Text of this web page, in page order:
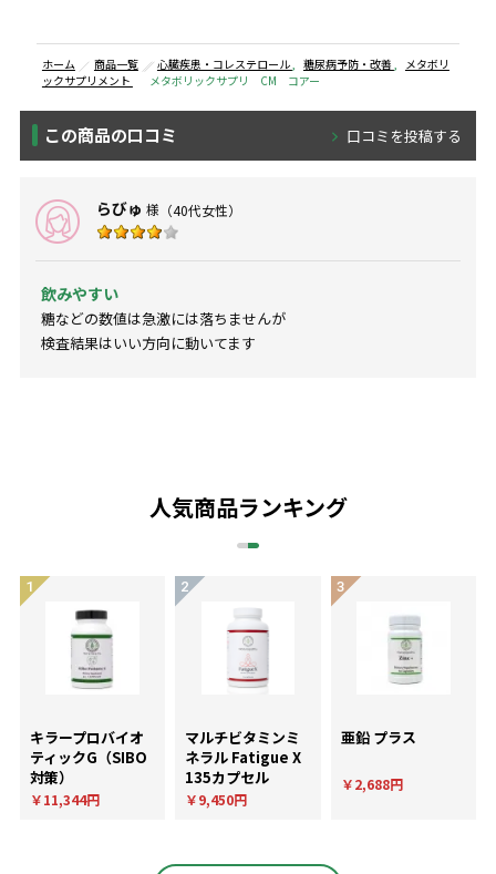
ホーム 商品一覧 心臓疾患・コレステロール, 糖尿病予防・改善 , メタボリ
ックサプリメント
メタボリックサプリ CM コアー
この商品の口コミ 口コミを投稿する
らびゅ 様 （40代女性）
飲みやすい
糖などの数値は急激には落ちませんが
検査結果はいい方向に動いてます
人気商品ランキング
キラープロバイオ
ティックG（SIBO
対策）
￥11,344円
マルチビタミンミ
ネラル Fatigue X
135カプセル
￥9,450円
亜鉛 プラス
￥2,688円